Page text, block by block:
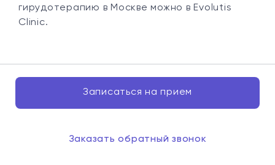
гирудотерапию в Москве можно в Evolutis
Clinic.
Записаться на прием
Заказать обратный звонок